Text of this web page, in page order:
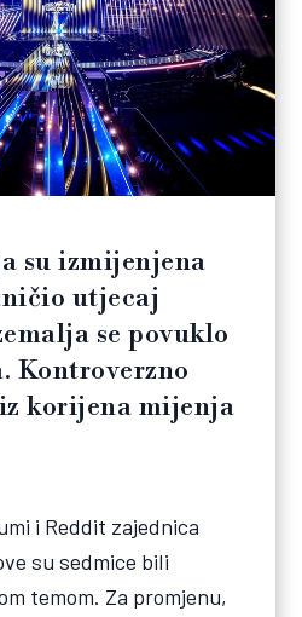
su izmijenjena
utjecaj
se povuklo
Kontroverzno
korijena mijenja
i Reddit zajednica
su sedmice bili
temom. Za promjenu,